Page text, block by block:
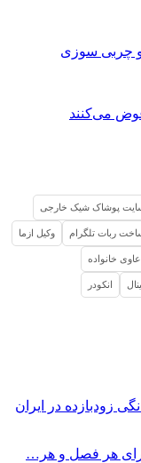
و چربی سوزی
پوشاک شیک خارجی
ربات تلگرام وکیل ازما
خانواده
انکودر
فهرست 340 شغل خانگی زودبازده در ایران